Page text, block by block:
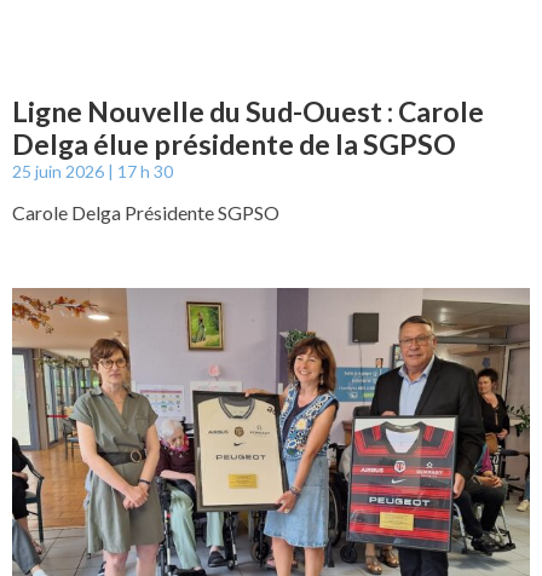
Ligne Nouvelle du Sud-Ouest : Carole
Delga élue présidente de la SGPSO
25 juin 2026 17 h 30
Carole Delga Présidente SGPSO